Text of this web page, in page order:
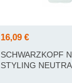
16,09 €
SCHWARZKOPF
STYLING